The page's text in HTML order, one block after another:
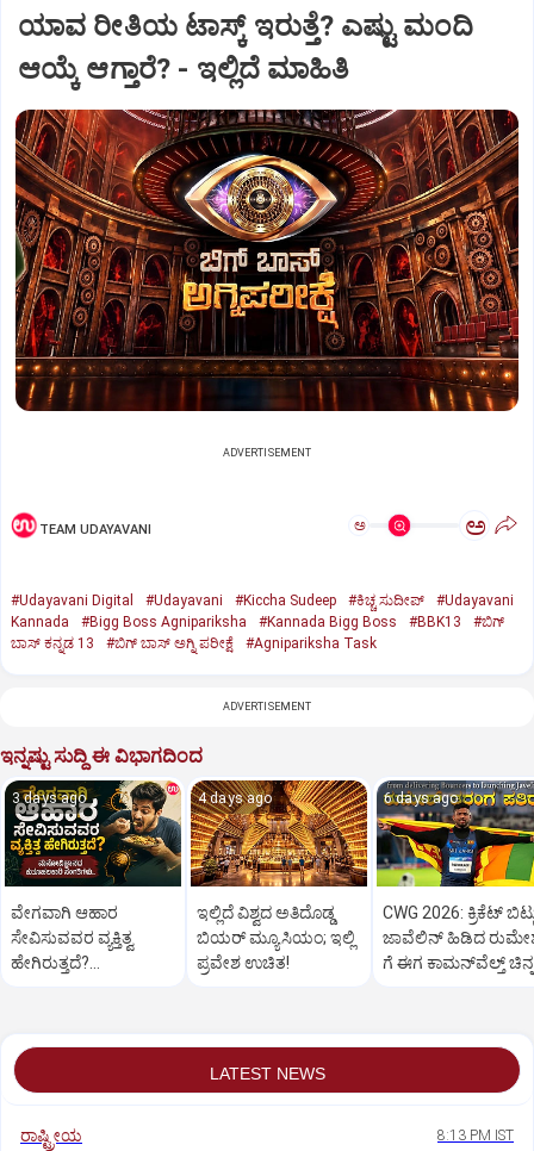
ಯಾವ ರೀತಿಯ ಟಾಸ್ಕ್‌ ಇರುತ್ತೆ? ಎಷ್ಟು ಮಂದಿ
ಆಯ್ಕೆ ಆಗ್ತಾರೆ? - ಇಲ್ಲಿದೆ ಮಾಹಿತಿ
ADVERTISEMENT
TEAM UDAYAVANI ಅ ಅ
#Udayavani Digital #Udayavani #Kiccha Sudeep #ಕಿಚ್ಚ ಸುದೀಪ್‌
#Udayavani
Kannada
#Bigg Boss Agnipariksha #Kannada Bigg Boss #BBK13
#ಬಿಗ್‌
ಬಾಸ್‌ ಕನ್ನಡ 13
#ಬಿಗ್‌ ಬಾಸ್‌ ಅಗ್ನಿ ಪರೀಕ್ಷೆ #Agnipariksha Task
ADVERTISEMENT
ಇನ್ನಷ್ಟು ಸುದ್ದಿ ಈ ವಿಭಾಗದಿಂದ
3 days ago
ವೇಗವಾಗಿ ಆಹಾರ
ಸೇವಿಸುವವರ ವ್ಯಕ್ತಿತ್ವ
ಹೇಗಿರುತ್ತದೆ?
4 days ago
ಇಲ್ಲಿದೆ ವಿಶ್ವದ ಅತಿದೊಡ್ಡ
ಬಿಯರ್ ಮ್ಯೂಸಿಯಂ; ಇಲ್ಲಿ
ಪ್ರವೇಶ ಉಚಿತ!
6 days ago
CWG 2026: ಕ್ರಿಕೆಟ್‌
ಜಾವೆಲಿನ್‌ ಹಿಡಿದ
ಗೆ ಈಗ ಕಾಮನ್‌ವೆಲ್ತ್‌ ಚಿನ್ನ
LATEST NEWS
ರಾಷ್ಟ್ರೀಯ 8:13 PM IST